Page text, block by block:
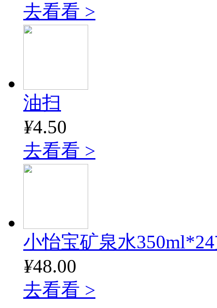
去看看 >
油扫
¥4.50
去看看 >
小怡宝矿泉水
¥48.00
去看看 >